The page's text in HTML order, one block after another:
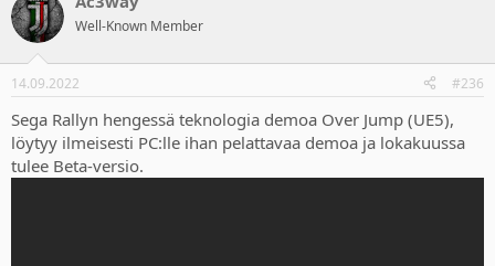
t
i
s
Well-Known Member
14.09.2022 #236
Sega Rallyn hengessä teknologia demoa Over Jump (UE5),
löytyy ilmeisesti PC:lle ihan pelattavaa demoa ja lokakuussa
tulee Beta-versio.